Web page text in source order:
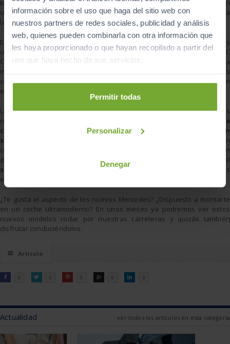
información sobre el uso que haga del sitio web con
nuestros partners de redes sociales, publicidad y análisis
web, quienes pueden combinarla con otra información que
les haya proporcionado o que hayan recopilado a partir del
uso que haya hecho de sus servicios.
Permitir todas
Personalizar
Denegar
tercera: la versiónAMG C 43,que cuenta con unmotor V6 3.0
con
unos increíbles 390 CV y tracción integral 4MATIC, que le permite a
la versión coupé pasar de 0 a 100 km/h en tansólo 4,7 segundos
En el exterior de los nuevos modelos de Mercedes nos encontramos
unos cambios más pequeños, pero que se dirigen a darle a los Clase C
Coupé y Cabrio unaspecto más deportivo
. Desde la
marca alemana también ofrecen la posibilidad a los amantes de los
coches de competición de incluir elpaquete AMG Line exterior, con
el que nuestro coche tendrá
La seguridad es otro de los puntos fuertes de la nueva Clase C. Las
nuevas versiones disponen de los más
modernos asistentes a la
conducción
Intelligent Drive , un sistema de
conducción
semiautónoma
que vigilará todo nuestro entorno gracias a un
conjunto de
. Además, estos coches también
disponen de
asistente de cambio de carril
o el
sistema de parada de emergencia. Toda la tecnología de Mercedes
está ya disponible en la Clase C para mejorar nuestra seguridad.
¿Te gusta el aspecto de los nuevos Mercedes? ¿Dispuesto a montarte
en un coche ultramoderno? En unos meses ya podremos ver estos
nuevos modelos rodar por nuestras carreteras y quizás también
disfrutar conduciéndolos.
☰ Artículo

FACEBOOK
0 
TWITTER0 
PINTEREST
0 
GOOGLE0 
LINKEDIN
0
Actualidad ver todos los artículos en esta categoría